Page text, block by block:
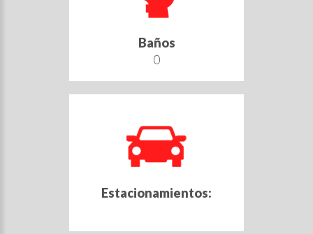
Baños
0
Estacionamientos: